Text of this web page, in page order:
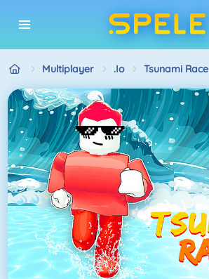
Multiplayer .io Tsunami Race